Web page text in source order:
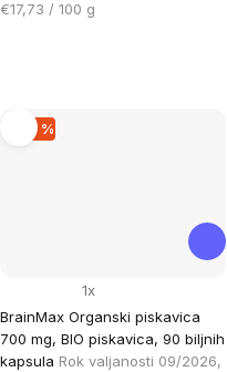
Cijena
€17,73 / 100 g
–29 %
BrainMax Organski piskavica
700 mg, BIO piskavica, 90 biljnih
kapsula Rok valjanosti 09/2026,
1x